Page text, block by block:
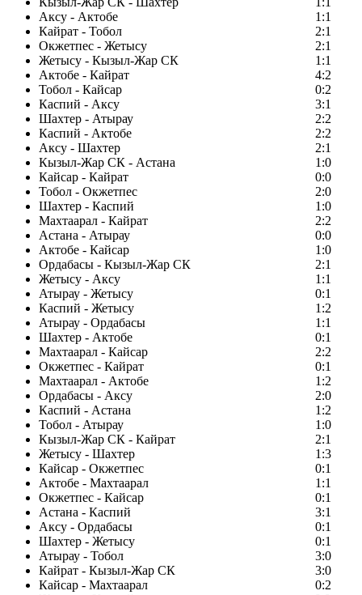
Аксу - Актобе
1:1
Кайрат - Тобол
2:1
Окжетпес - Жетысу
2:1
Жетысу - Кызыл-Жар СК
1:1
Актобе - Кайрат
4:2
Тобол - Кайсар
0:2
Каспий - Аксу
3:1
Шахтер - Атырау
2:2
Каспий - Актобе
2:2
Аксу - Шахтер
2:1
Кызыл-Жар СК - Астана
1:0
Кайсар - Кайрат
0:0
Тобол - Окжетпес
2:0
Шахтер - Каспий
1:0
Махтаарал - Кайрат
2:2
Астана - Атырау
0:0
Актобе - Кайсар
1:0
Ордабасы - Кызыл-Жар СК
2:1
Жетысу - Аксу
1:1
Атырау - Жетысу
0:1
Каспий - Жетысу
1:2
Атырау - Ордабасы
1:1
Шахтер - Актобе
0:1
Махтаарал - Кайсар
2:2
Окжетпес - Кайрат
0:1
Махтаарал - Актобе
1:2
Ордабасы - Аксу
2:0
Каспий - Астана
1:2
Тобол - Атырау
1:0
Кызыл-Жар СК - Кайрат
2:1
Жетысу - Шахтер
1:3
Кайсар - Окжетпес
0:1
Актобе - Махтаарал
1:1
Окжетпес - Кайсар
0:1
Астана - Каспий
3:1
Аксу - Ордабасы
0:1
Шахтер - Жетысу
0:1
Атырау - Тобол
3:0
Кайрат - Кызыл-Жар СК
3:0
Кайсар - Махтаарал
0:2